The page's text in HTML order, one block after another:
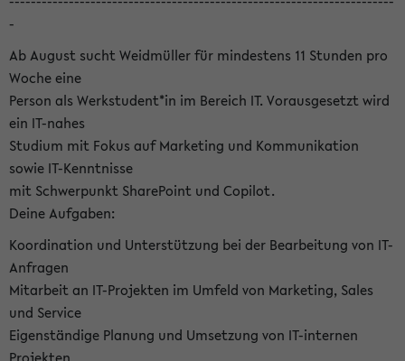
-
Ab August sucht Weidmüller für mindestens 11 Stunden pro
Woche eine
Person als Werkstudent*in im Bereich IT. Vorausgesetzt wird
ein IT-nahes
Studium mit Fokus auf Marketing und Kommunikation
sowie IT-Kenntnisse
mit Schwerpunkt SharePoint und Copilot.
Deine Aufgaben:
Koordination und Unterstützung bei der Bearbeitung von IT-
Anfragen
Mitarbeit an IT-Projekten im Umfeld von Marketing, Sales
und Service
Eigenständige Planung und Umsetzung von IT-internen